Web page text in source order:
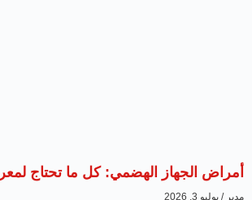
أمراض الجهاز الهضمي: كل ما تحتاج
مدير يوليو 3, 2026